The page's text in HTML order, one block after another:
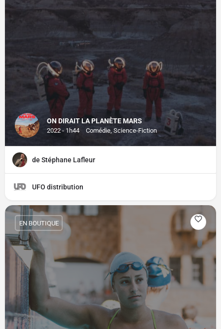
ON DIRAIT LA PLANÈTE MARS
2022 - 1h44 Comédie, Science-Fiction
de Stéphane Lafleur
UFO distribution
EN BOUTIQUE